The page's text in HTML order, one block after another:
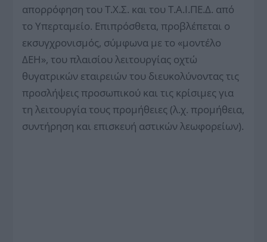
απορρόφηση του Τ.Χ.Σ. και του Τ.Α.Ι.ΠΕ.Δ. από
το Υπερταμείο. Επιπρόσθετα, προβλέπεται ο
εκσυγχρονισμός, σύμφωνα με το «μοντέλο
ΔΕΗ», του πλαισίου λειτουργίας οχτώ
θυγατρικών εταιρειών του διευκολύνοντας τις
προσλήψεις προσωπικού και τις κρίσιμες για
τη λειτουργία τους προμήθειες (λ.χ. προμήθεια,
συντήρηση και επισκευή αστικών λεωφορείων).